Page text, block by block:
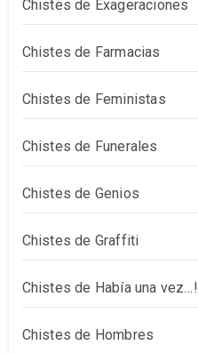
Chistes de Exageraciones
Chistes de Farmacias
Chistes de Feministas
Chistes de Funerales
Chistes de Genios
Chistes de Graffiti
Chistes de Había una vez…!
Chistes de Hombres